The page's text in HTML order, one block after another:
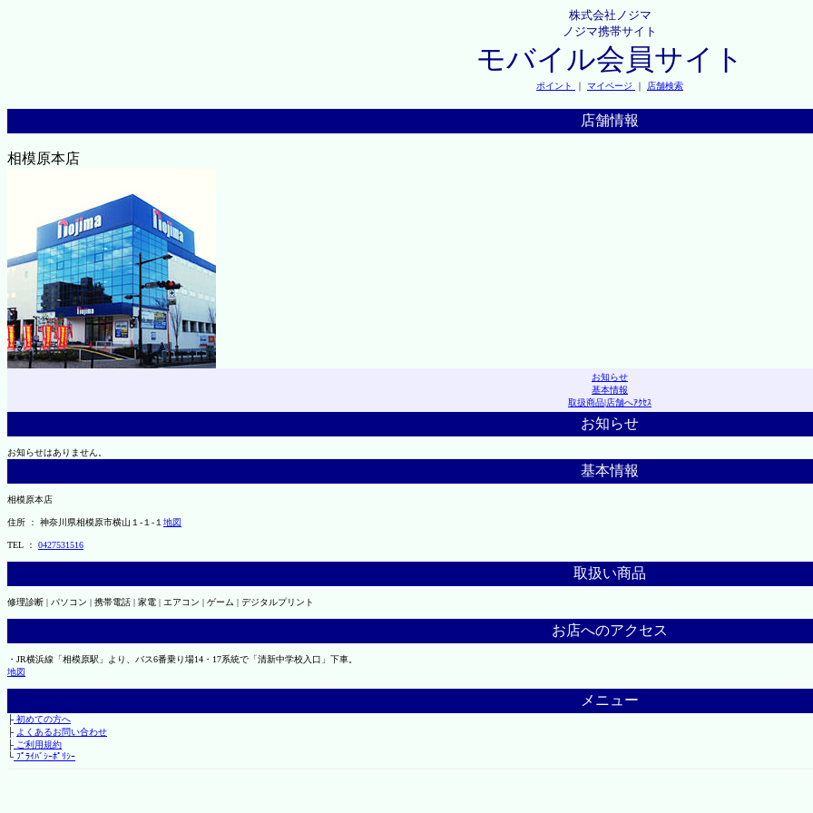
株式会社ノジマ
ノジマ携帯サイト
モバイル会員サイト
ポイント ｜ マイページ ｜ 店舗検索
店舗情報
相模原本店
お知らせ
基本情報
取扱商品|店舗へｱｸｾｽ
お知らせ
お知らせはありません。
基本情報
相模原本店
住所 ： 神奈川県相模原市横山１-１-１ 地図
TEL ： 0427531516
取扱い商品
修理診断 | パソコン | 携帯電話 | 家電 | エアコン | ゲーム | デジタルプリント
お店へのアクセス
・JR横浜線「相模原駅」より、バス6番乗り場14・17系統で「清新中学校入口」下車。
地図
メニュー
├初めての方へ
├ よくあるお問い合わせ
├ご利用規約
└ﾌﾟﾗｲﾊﾞｼｰﾎﾟﾘｼｰ